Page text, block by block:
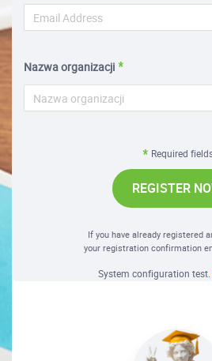
Nazwa organizacji
Required
REGISTER
If you have already registered
your registration confirmation
System configuration test.